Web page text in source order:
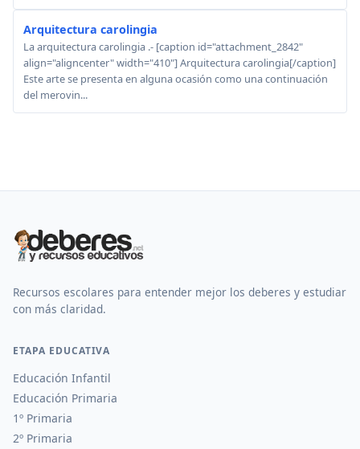
Arquitectura carolingia
La arquitectura carolingia .- [caption id="attachment_2842"
align="aligncenter" width="410"] Arquitectura carolingia[/caption]
Este arte se presenta en alguna ocasión como una continuación
del merovin...
Recursos escolares para entender mejor los deberes y estudiar
con más claridad.
ETAPA EDUCATIVA
Educación Infantil
Educación Primaria
1º Primaria
2º Primaria